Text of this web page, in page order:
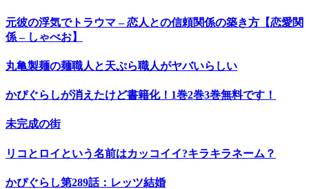
元彼の浮気でトラウマ – 恋人との信頼関係の築き方【恋愛関
係 – しゃべお】
丸亀製麺の麺職人と天ぷら職人がヤバいらしい
かぴぐらしが消えたけど書籍化！1巻2巻3巻無料です！
未完成の街
リコとロイという名前はカッコイイ?キラキラネーム？
かぴぐらし第289話：レッツ結婚